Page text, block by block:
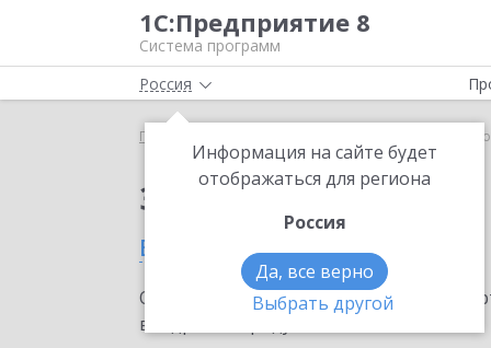
1С:Предприятие 8
Система программ
Россия
Информация на сайте будет
отображаться для региона
Россия
Да, все верно
Выбрать другой
Главная ЮKassa в
Заказать ЮKassa
в Эстонии
Ознакомьтесь с информационными
внедрение продукта.